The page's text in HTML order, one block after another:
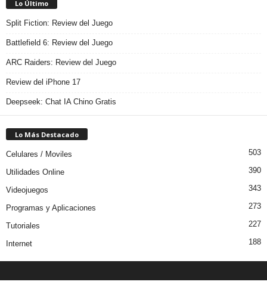
Lo Último
Split Fiction: Review del Juego
Battlefield 6: Review del Juego
ARC Raiders: Review del Juego
Review del iPhone 17
Deepseek: Chat IA Chino Gratis
Lo Más Destacado
Celulares / Moviles 503
Utilidades Online 390
Videojuegos 343
Programas y Aplicaciones 273
Tutoriales 227
Internet 188